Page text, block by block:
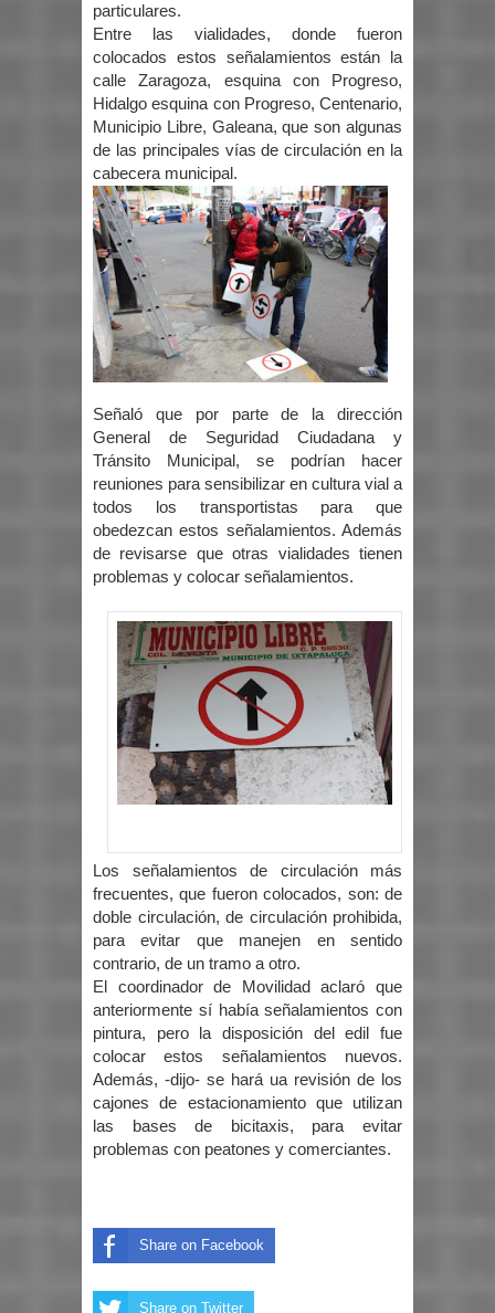
particulares.
Entre las vialidades, donde fueron
colocados estos señalamientos están la
calle Zaragoza, esquina con Progreso,
Hidalgo esquina con Progreso, Centenario,
Municipio Libre, Galeana, que son algunas
de las principales vías de circulación en la
cabecera municipal.
Señaló que por parte de la dirección
General de Seguridad Ciudadana y
Tránsito Municipal, se podrían hacer
reuniones para sensibilizar en cultura vial a
todos los transportistas para que
obedezcan estos señalamientos. Además
de revisarse que otras vialidades tienen
problemas y colocar señalamientos.
Los señalamientos de circulación más
frecuentes, que fueron colocados, son: de
doble circulación, de circulación prohibida,
para evitar que manejen en sentido
contrario, de un tramo a otro.
El coordinador de Movilidad aclaró que
anteriormente sí había señalamientos con
pintura, pero la disposición del edil fue
colocar estos señalamientos nuevos.
Además, -dijo- se hará ua revisión de los
cajones de estacionamiento que utilizan
las bases de bicitaxis, para evitar
problemas con peatones y comerciantes.
Share on Facebook
Share on Twitter